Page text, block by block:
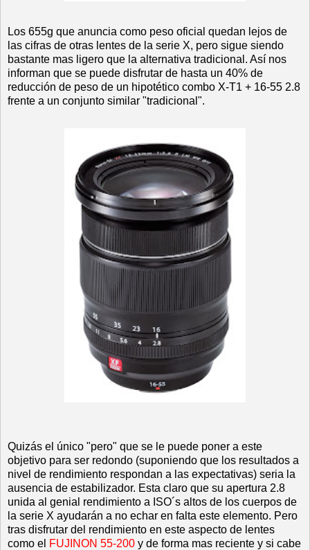
Los 655g que anuncia como peso oficial quedan lejos de
las cifras de otras lentes de la serie X, pero sigue siendo
bastante mas ligero que la alternativa tradicional. Así nos
informan que se puede disfrutar de hasta un 40% de
reducción de peso de un hipotético combo X-T1 + 16-55 2.8
frente a un conjunto similar "tradicional".
Quizás el único "pero" que se le puede poner a este
objetivo para ser redondo (suponiendo que los resultados a
nivel de rendimiento respondan a las expectativas) seria la
ausencia de estabilizador. Esta claro que su apertura 2.8
unida al genial rendimiento a ISO´s altos de los cuerpos de
la serie X ayudarán a no echar en falta este elemento. Pero
tras disfrutar del rendimiento en este aspecto de lentes
como el FUJINON 55-200 y de forma mas reciente y si cabe